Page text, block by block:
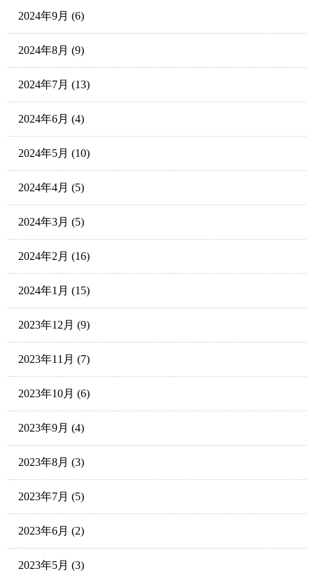
2024年9月 (6)
2024年8月 (9)
2024年7月 (13)
2024年6月 (4)
2024年5月 (10)
2024年4月 (5)
2024年3月 (5)
2024年2月 (16)
2024年1月 (15)
2023年12月 (9)
2023年11月 (7)
2023年10月 (6)
2023年9月 (4)
2023年8月 (3)
2023年7月 (5)
2023年6月 (2)
2023年5月 (3)